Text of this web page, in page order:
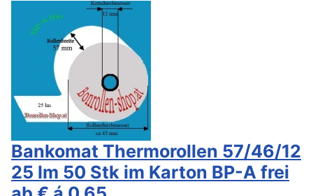
Bankomat Thermorollen 57/46/12
25 lm 50 Stk im Karton BP-A frei